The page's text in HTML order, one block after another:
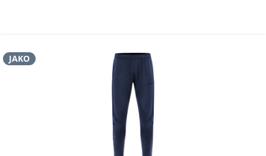
JAKO